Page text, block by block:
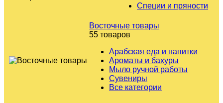
Специи и пряности
Восточные товары
55 товаров
Арабская еда и напитки
Ароматы и бахуры
Мыло ручной работы
Сувениры
Все категории